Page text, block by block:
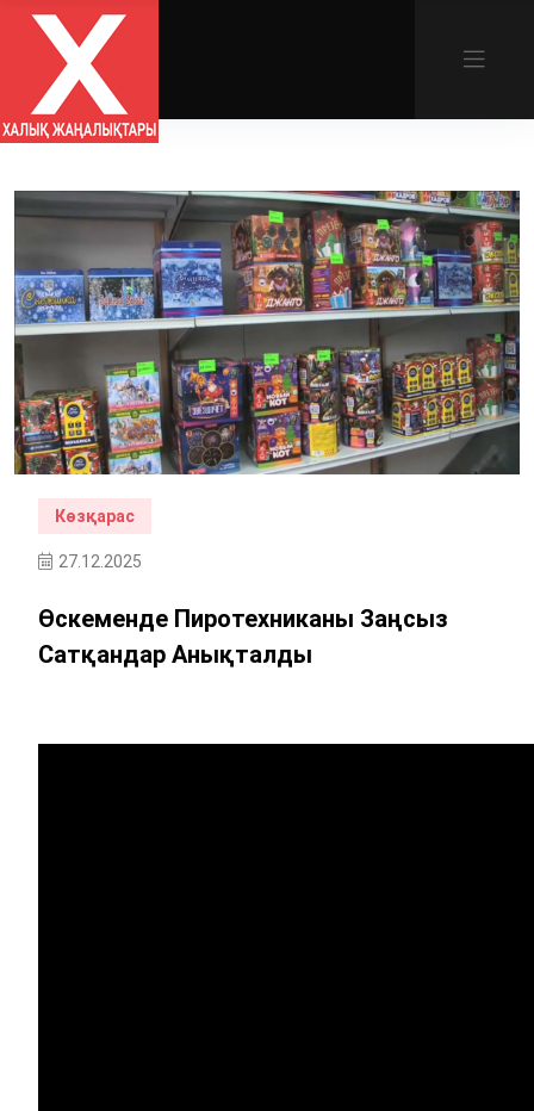
Көзқарас
27.12.2025
Өскеменде Пиротехниканы Заңсыз
Сатқандар Анықталды